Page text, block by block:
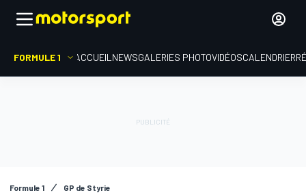
FORMULE 1 ACCUEIL NEWSGALERIES PHOTOVIDÉOSCALENDRIER
Formule 1 GP de Styrie